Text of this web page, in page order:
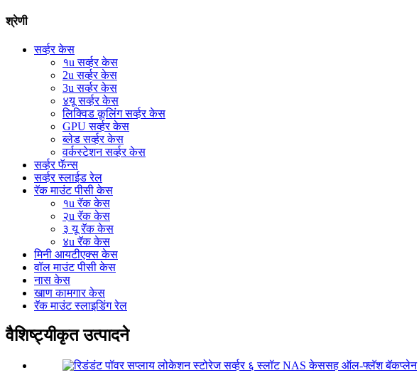
श्रेणी
सर्व्हर केस
१u सर्व्हर केस
2u सर्व्हर केस
3u सर्व्हर केस
४यू सर्व्हर केस
लिक्विड कूलिंग सर्व्हर केस
GPU सर्व्हर केस
ब्लेड सर्व्हर केस
वर्कस्टेशन सर्व्हर केस
सर्व्हर फॅन्स
सर्व्हर स्लाईड रेल
रॅक माउंट पीसी केस
१u रॅक केस
२u रॅक केस
३ यू रॅक केस
४u रॅक केस
मिनी आयटीएक्स केस
वॉल माउंट पीसी केस
नास केस
खाण कामगार केस
रॅक माउंट स्लाइडिंग रेल
वैशिष्ट्यीकृत उत्पादने